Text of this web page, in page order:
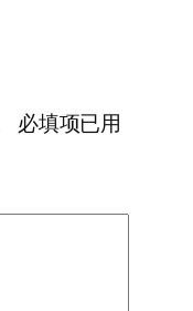
必填项已用